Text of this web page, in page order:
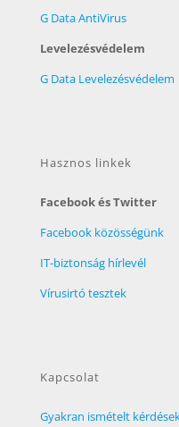
G Data AntiVirus
Levelezésvédelem
G Data Levelezésvédelem
Hasznos linkek
Facebook és Twitter
Facebook közösségünk
IT-biztonság hírlevél
Vírusirtó tesztek
Kapcsolat
Gyakran ismételt